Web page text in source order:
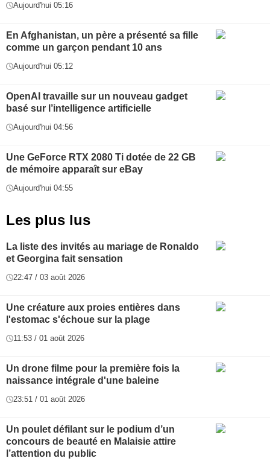
Aujourd'hui 05:16
En Afghanistan, un père a présenté sa fille
comme un garçon pendant 10 ans
Aujourd'hui 05:12
OpenAI travaille sur un nouveau gadget
basé sur l’intelligence artificielle
Aujourd'hui 04:56
Une GeForce RTX 2080 Ti dotée de 22 GB
de mémoire apparaît sur eBay
Aujourd'hui 04:55
Les plus lus
La liste des invités au mariage de Ronaldo
et Georgina fait sensation
22:47 / 03 août 2026
Une créature aux proies entières dans
l'estomac s'échoue sur la plage
11:53 / 01 août 2026
Un drone filme pour la première fois la
naissance intégrale d'une baleine
23:51 / 01 août 2026
Un poulet défilant sur le podium d’un
concours de beauté en Malaisie attire
l’attention du public